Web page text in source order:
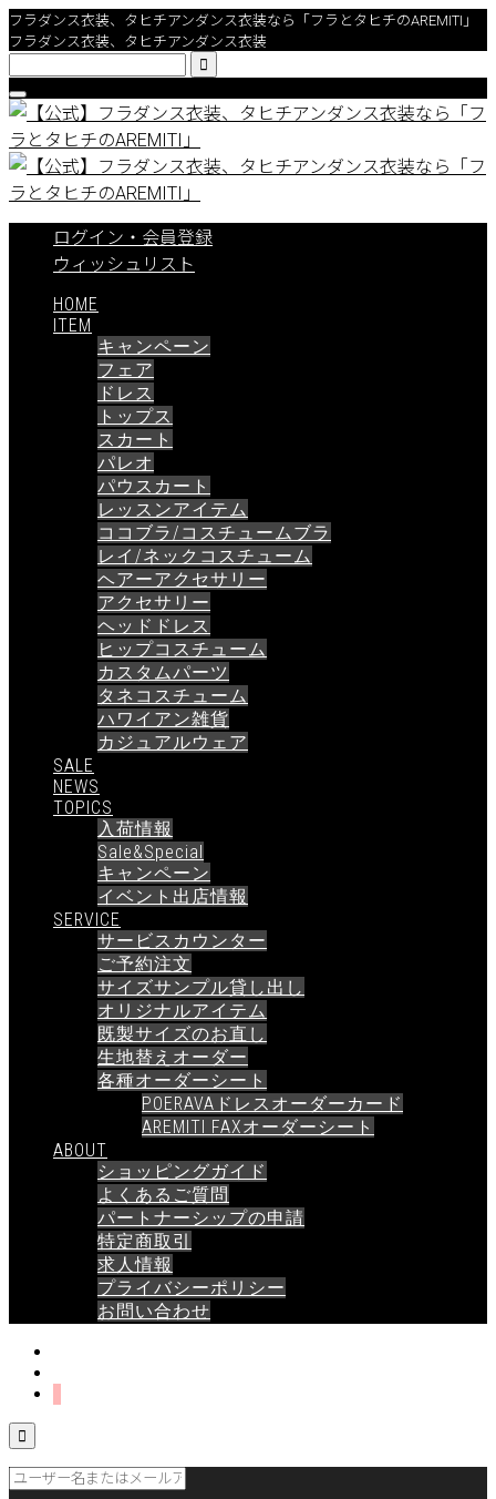
フラダンス衣装、タヒチアンダンス衣装なら「フラとタヒチのAREMITI」
フラダンス衣装、タヒチアンダンス衣装

ログイン・会員登録
ウィッシュリスト
HOME
ITEM
キャンペーン
フェア
ドレス
トップス
スカート
パレオ
パウスカート
レッスンアイテム
ココブラ/コスチュームブラ
レイ/ネックコスチューム
ヘアーアクセサリー
アクセサリー
ヘッドドレス
ヒップコスチューム
カスタムパーツ
タネコスチューム
ハワイアン雑貨
カジュアルウェア
SALE
NEWS
TOPICS
入荷情報
Sale&Special
キャンペーン
イベント出店情報
SERVICE
サービスカウンター
ご予約注文
サイズサンプル貸し出し
オリジナルアイテム
既製サイズのお直し
生地替えオーダー
各種オーダーシート
POERAVAドレスオーダーカード
AREMITI FAXオーダーシート
ABOUT
ショッピングガイド
よくあるご質問
パートナーシップの申請
特定商取引
求人情報
プライバシーポリシー
お問い合わせ
